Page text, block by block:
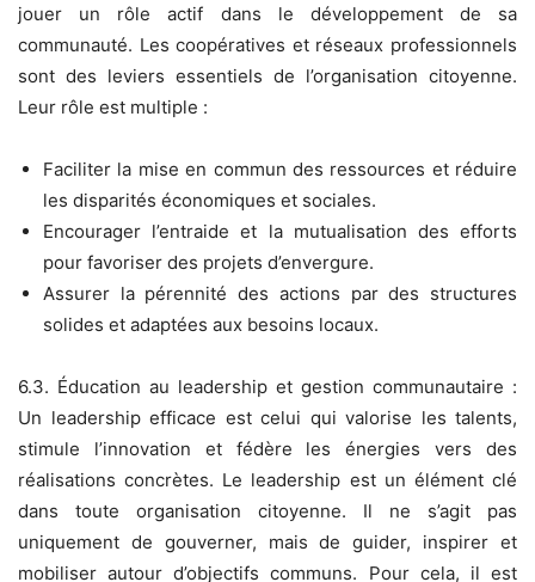
jouer un rôle actif dans le développement de sa
communauté. Les coopératives et réseaux professionnels
sont des leviers essentiels de l’organisation citoyenne.
Leur rôle est multiple :
Faciliter la mise en commun des ressources et réduire
les disparités économiques et sociales.
Encourager l’entraide et la mutualisation des efforts
pour favoriser des projets d’envergure.
Assurer la pérennité des actions par des structures
solides et adaptées aux besoins locaux.
6.3. Éducation au leadership et gestion communautaire :
Un leadership efficace est celui qui valorise les talents,
stimule l’innovation et fédère les énergies vers des
réalisations concrètes. Le leadership est un élément clé
dans toute organisation citoyenne. Il ne s’agit pas
uniquement de gouverner, mais de guider, inspirer et
mobiliser autour d’objectifs communs. Pour cela, il est